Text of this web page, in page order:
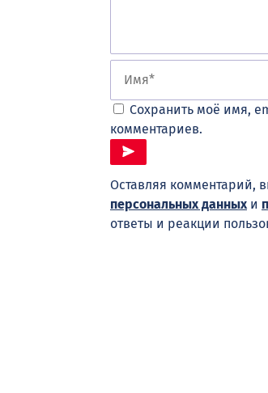
Сохранить моё имя,
комментариев.
Оставляя комментарий,
персональных данных и
ответы и реакции